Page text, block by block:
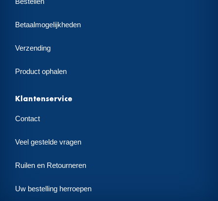
Betaalmogelijkheden
Verzending
Product ophalen
Klantenservice
Contact
Veel gestelde vragen
Ruilen en Retourneren
Uw bestelling herroepen